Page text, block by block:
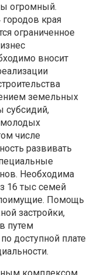
огромный.
края
ограниченное
вносит
земельных
субсидий,
молодых
числе
развивать
Необходима
16 тыс семей
Помощь
застройки,
путем
доступной плате
комплексом,